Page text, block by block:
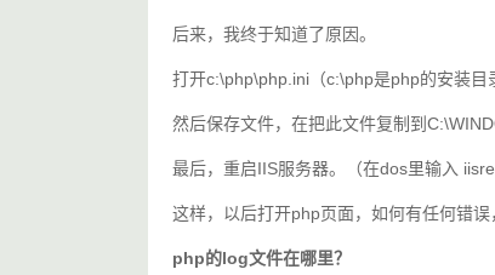
后来，我终于知道了原因。
打开c:\php\php.ini（c:\php是php的安装目
然后保存文件，在把此文件复制到
最后，重启IIS服务器。（在dos里输入
这样，以后打开php页面，如何有任何错
php的log文件在哪里？